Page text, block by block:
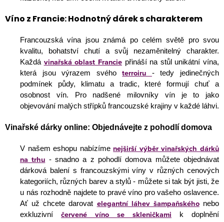
Víno z Francie: Hodnotný dárek s charakterem
Francouzská vína jsou známá po celém světě pro svou
kvalitu, bohatství chutí a svůj nezaměnitelný charakter.
Každá vinařská oblast Franciepřináší na stůl unikátní vína,
která jsou výrazem svéhoterroiru
- tedy jedinečných
podmínek půdy, klimatu a tradic, které formují chuť a
osobnost vín. Pro nadšené milovníky vín je to jako
objevování malých střípků francouzské krajiny v každé láhvi.
Vinařské dárky online: Objednávejte z pohodlí domova
V našem eshopu nabízíme nejširší výběr vinařských dárků
na trhu - snadno a z pohodlí domova můžete objednávat
dárková balení s francouzskými víny v různých cenových
kategoriích, různých barev a stylů - můžete si tak být jisti, že
u nás rozhodně najdete to pravé víno pro vašeho oslavence.
Ať už chcete darovat elegantní láhev šampaňského nebo
exkluzivní červené víno se skleničkami k doplnění